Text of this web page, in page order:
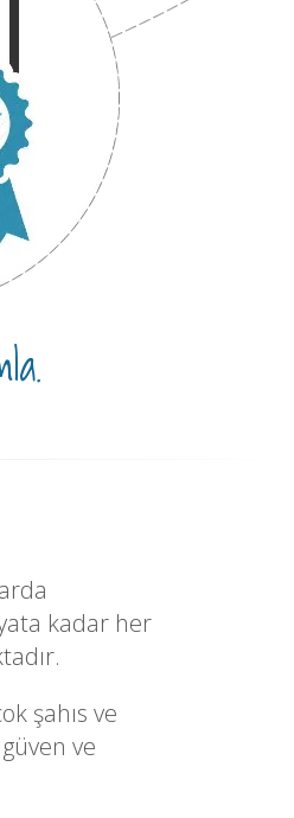
kadar her
şahıs ve
ve